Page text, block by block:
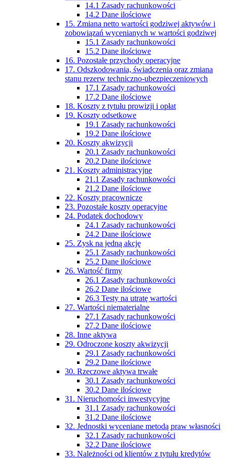
14.1 Zasady rachunkowości
14.2 Dane ilościowe
15. Zmiana netto wartości godziwej aktywów i
zobowiązań wycenianych w wartości godziwej
15.1 Zasady rachunkowości
15.2 Dane ilościowe
16. Pozostałe przychody operacyjne
17. Odszkodowania, świadczenia oraz zmiana
stanu rezerw techniczno-ubezpieczeniowych
17.1 Zasady rachunkowości
17.2 Dane ilościowe
18. Koszty z tytułu prowizji i opłat
19. Koszty odsetkowe
19.1 Zasady rachunkowości
19.2 Dane ilościowe
20. Koszty akwizycji
20.1 Zasady rachunkowości
20.2 Dane ilościowe
21. Koszty administracyjne
21.1 Zasady rachunkowości
21.2 Dane ilościowe
22. Koszty pracownicze
23. Pozostałe koszty operacyjne
24. Podatek dochodowy
24.1 Zasady rachunkowości
24.2 Dane ilościowe
25. Zysk na jedną akcję
25.1 Zasady rachunkowości
25.2 Dane ilościowe
26. Wartość firmy
26.1 Zasady rachunkowości
26.2 Dane ilościowe
26.3 Testy na utratę wartości
27. Wartości niematerialne
27.1 Zasady rachunkowości
27.2 Dane ilościowe
28. Inne aktywa
29. Odroczone koszty akwizycji
29.1 Zasady rachunkowości
29.2 Dane ilościowe
30. Rzeczowe aktywa trwałe
30.1 Zasady rachunkowości
30.2 Dane ilościowe
31. Nieruchomości inwestycyjne
31.1 Zasady rachunkowości
31.2 Dane ilościowe
32. Jednostki wyceniane metodą praw własności
32.1 Zasady rachunkowości
32.2 Dane ilościowe
33. Należności od klientów z tytułu kredytów